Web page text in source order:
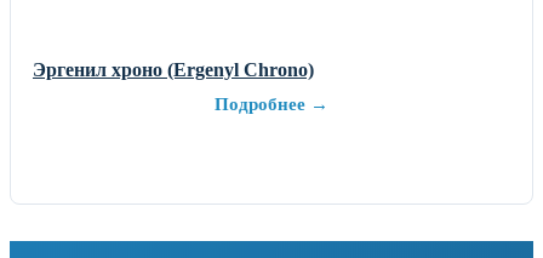
Эргенил хроно (Ergenyl Chrono)
Подробнее →